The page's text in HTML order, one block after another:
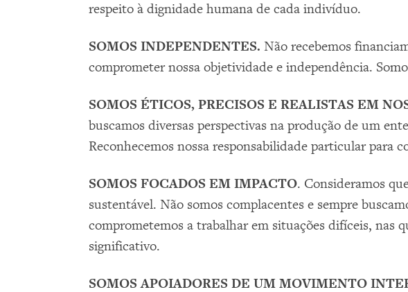
respeito à dignidade humana de cada indivíduo.
SOMOS INDEPENDENTES. Não recebemos
comprometer nossa objetividade e independência.
SOMOS ÉTICOS, PRECISOS E REALISTAS EM
buscamos diversas perspectivas na produção de um
Reconhecemos nossa responsabilidade particular para
SOMOS FOCADOS EM IMPACTO. Consideramos
sustentável. Não somos complacentes e sempre
comprometemos a trabalhar em situações difíceis, nas
significativo.
SOMOS APOIADORES DE UM MOVIMENTO